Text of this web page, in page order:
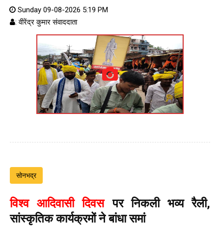
Sunday 09-08-2026 5:19 PM
: वीरेंद्र कुमार संवाददाता
सोनभद्र
विश्व आदिवासी दिवसपर निकली भव्य रैली,
सांस्कृतिक कार्यक्रमों ने बांधा समां